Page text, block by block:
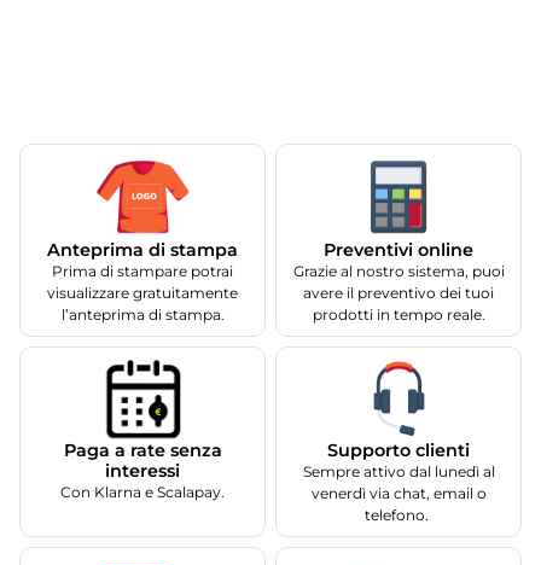
Anteprima di stampa
Prima di stampare potrai
visualizzare gratuitamente
l’anteprima di stampa.
Preventivi online
Grazie al nostro sistema, puoi
avere il preventivo dei tuoi
prodotti in tempo reale.
Paga a rate senza
interessi
Con Klarna e Scalapay.
Supporto clienti
Sempre attivo dal lunedì al
venerdì via chat, email o
telefono.